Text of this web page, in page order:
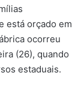
está orçado em
ocorreu
(26), quando
estaduais.